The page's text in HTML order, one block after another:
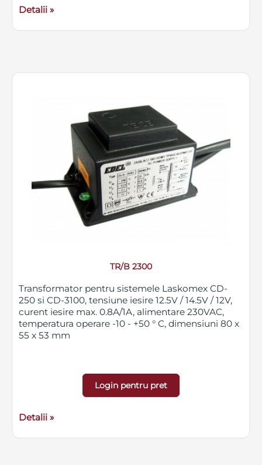
Detalii »
TR/B 2300
Transformator pentru sistemele Laskomex CD-
250 si CD-3100, tensiune iesire 12.5V / 14.5V / 12V,
curent iesire max. 0.8A/1A, alimentare 230VAC,
temperatura operare -10 - +50 ° C, dimensiuni 80 x
55 x 53 mm
Login pentru pret
Detalii »